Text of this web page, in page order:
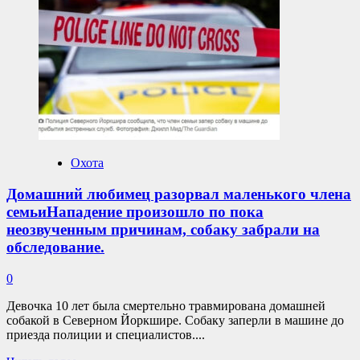
подкармливать
лосей
в
лесахУмная
техника
охотоведам
следить
за
Охота
Домашний любимец разорвал маленького члена
семьиНападение произошло по пока
неозвученным причинам, собаку забрали на
обследование.
0
Девочка 10 лет была смертельно травмирована домашней
собакой в Северном Йоркшире. Собаку заперли в машине до
приезда полиции и специалистов....